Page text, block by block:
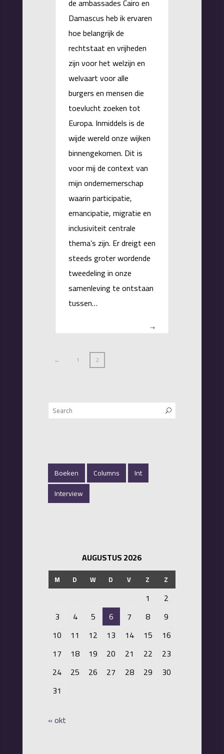
de ambassades Cairo en
Damascus heb ik ervaren
hoe belangrijk de
rechtstaat en vrijheden
zijn voor het welzijn en
welvaart voor alle
burgers en mensen die
toevlucht zoeken tot
Europa. Inmiddels is de
wijde wereld onze wijken
binnengekomen. Dit is
voor mij de context van
mijn ondernemerschap
waarin participatie,
emancipatie, migratie en
inclusiviteit centrale
thema’s zijn. Er dreigt een
steeds groter wordende
tweedeling in onze
samenleving te ontstaan
tussen…
← 1 2
Boeken Columns
Int
Interview
AUGUSTUS 2026
M D W D V Z Z
1
2
3
4 5 6 7 8
9
10
11 12 13 14 15
16
17
18 19 20 21 22
23
24
25 26 27 28 29
30
31
« okt